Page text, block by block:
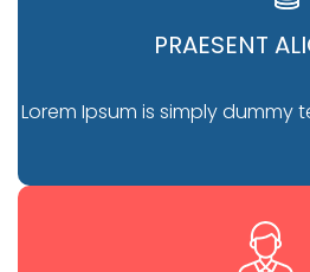
PRAESENT
Lorem Ipsum is simply dummy